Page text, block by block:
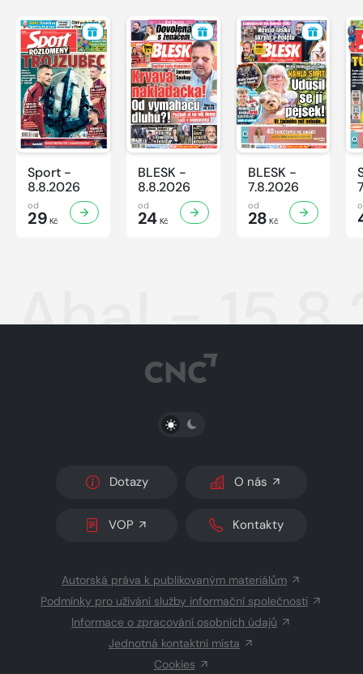
Sport -
8.8.2026
od
29 Kč
BLESK -
8.8.2026
od
24Kč
BLESK -
7.8.2026
od
28 Kč
Aha! -
PŘEPNOUT SVĚTLÝ/TMAVÝ REŽIM
Dotazy O nás
VOP Kontakty
Autorská práva k publikovaným materiálům
Podmínky pro užívání služby informační společnosti
Informace o zpracování osobních údajů
Jednotná kontaktní místa
Cookies